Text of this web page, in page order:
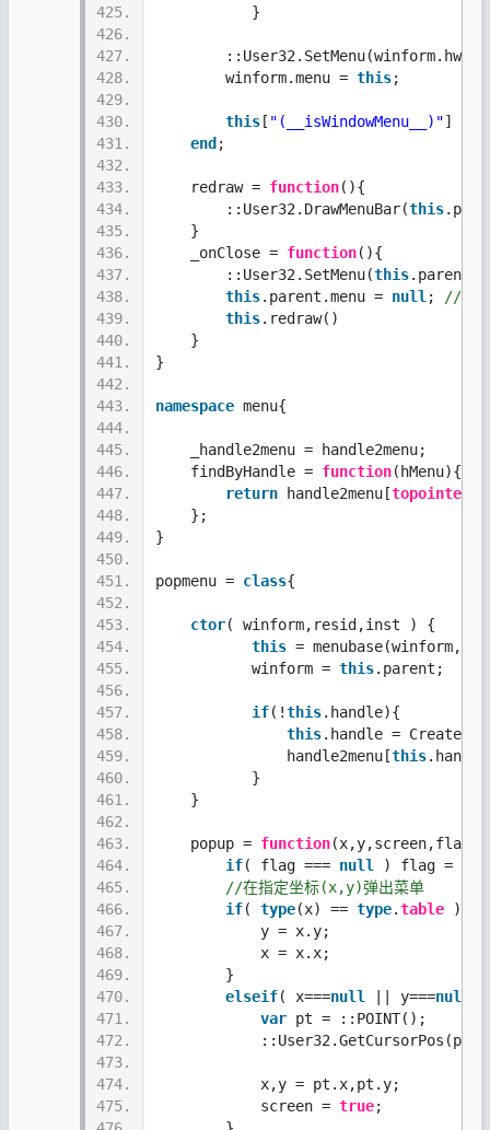
425.
426.
427.
428.
429.
430.
431.
432.
433.
434.
435.
436.
437.
438.
439.
440.
441.
442.
443.
444.
445.
446.
447.
448.
449.
450.
451.
452.
453.
454.
455.
456.
457.
458.
459.
460.
461.
462.
463.
464.
465.
466.
467.
468.
469.
470.
471.
472.
473.
474.
475.
           }
        ::User32.SetMenu(winform.hwnd,
        winform.menu =
this;
this [ "(__isWindowMenu__)"] =
end ;
    redraw =
function(){
        ::User32.DrawMenuBar(
this
    }
    _onClose =
function(){
        ::User32.SetMenu(
this
this.parent.menu = null ;
//取
this.redraw()
    }
}
namespace menu{
    _handle2menu = handle2menu;
    findByHandle =
function(hMenu){
return handle2menu[topointer
    };
}
popmenu = class{
ctor( winform,resid,inst ) {
this =
           winform =
this.parent;
if(!this.handle){
this.handle =
               handle2menu[
this
           }
    }
    popup =
function
if( flag === null ) flag = 2
//在指定坐标(x,y)弹出菜单
if( type(x) == type.table ) {
            y = x.y;
            x = x.x;
        }
elseif( x===null || y===null
var pt = ::POINT();
            ::User32.GetCursorPos(pt);
            x,y = pt.x,pt.y;
            screen =
true;